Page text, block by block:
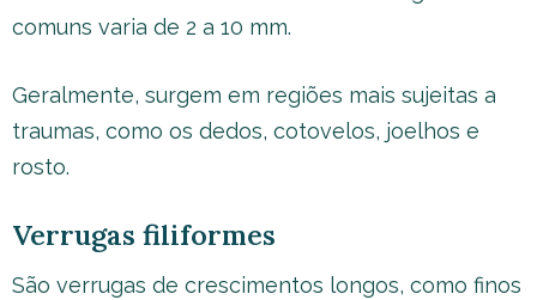
comuns varia de 2 a 10 mm.
Geralmente, surgem em regiões mais sujeitas a
traumas, como os dedos, cotovelos, joelhos e
rosto.
Verrugas filiformes
São verrugas de crescimentos longos, como finos